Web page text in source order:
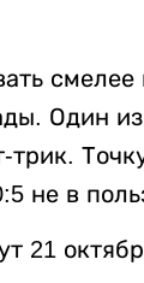
Один
не в
21